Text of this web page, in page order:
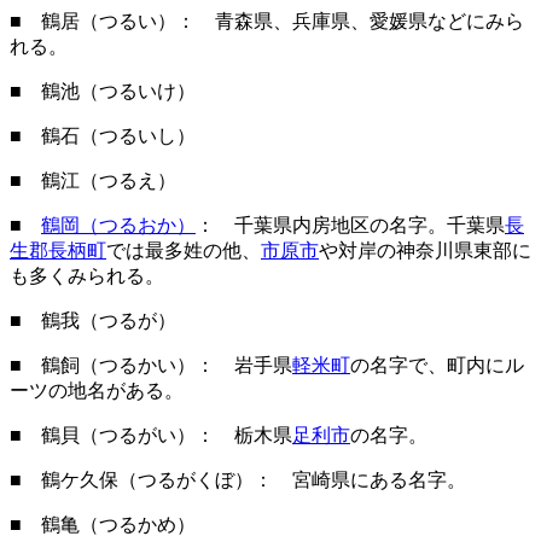
■ 鶴居（つるい）： 青森県、兵庫県、愛媛県などにみら
れる。
■ 鶴池（つるいけ）
■ 鶴石（つるいし）
■ 鶴江（つるえ）
■ 鶴岡（つるおか） ： 千葉県内房地区の名字。千葉県長
生郡長柄町では最多姓の他、 市原市や対岸の神奈川県東部に
も多くみられる。
■ 鶴我（つるが）
■ 鶴飼（つるかい）： 岩手県軽米町の名字で、町内にル
ーツの地名がある。
■ 鶴貝（つるがい）： 栃木県足利市の名字。
■ 鶴ケ久保（つるがくぼ）： 宮崎県にある名字。
■ 鶴亀（つるかめ）